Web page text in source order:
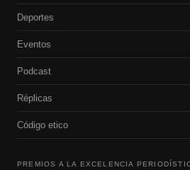
Deportes
Eventos
Podcast
Réplicas
Código etico
PREMIOS A LA EXCELENCIA